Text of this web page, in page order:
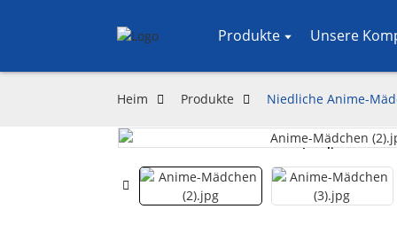
Produkte Unsere
Heim Produkte Niedliche Anime-
Loading...
Loading...